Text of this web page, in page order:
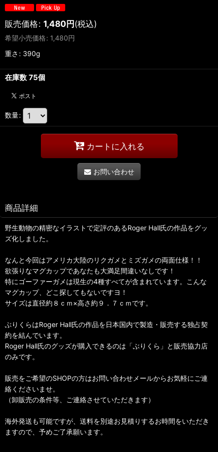
販売価格: 1,480円(税込)
希望小売価格: 1,480円
重さ : 390g
在庫数 75個
数量:
カートに入れる
お問い合わせ
商品詳細
野生動物の精密なイラストで定評のあるRoger Hall氏の作品をグッ
ズ化しました。
なんと今回はアメリカ大陸のリクガメとミズガメの両面仕様！！
欲張りなマグカップであなたも大満足間違いなしです！
特にゴーファーガメは現生の4種すべてが含まれています。こんな
マグカップ、どこ探してもないですヨ！
サイズは直径約８ｃｍ×高さ約９．７ｃｍです。
ぶりくらはRoger Hall氏の作品を日本国内で製造・販売する独占契
約を結んでいます。
Roger Hall氏のグッズが購入できるのは「ぶりくら」と販売協力店
のみです。
販売をご希望のSHOPの方はお問い合わせメールからお気軽にご連
絡くださいませ。
（卸販売の条件等、ご連絡させていただきます）
海外発送も可能ですが、送料を別途お見積りするお時間をいただき
ますので、予めご了承願います。